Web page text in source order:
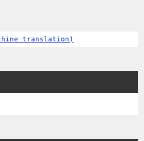
translation)